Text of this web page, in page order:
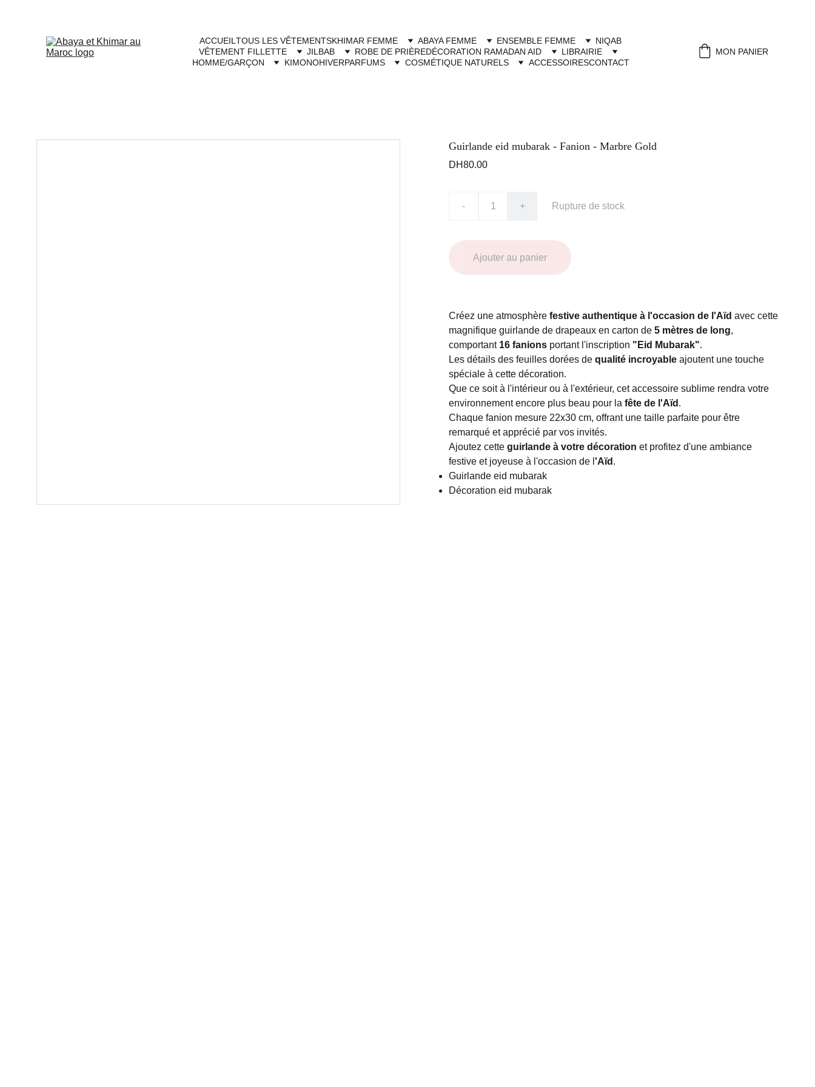
ACCUEIL TOUS LES VÊTEMENTSKHIMAR FEMME ABAYA FEMME ENSEMBLE FEMME
NIQAB
VÊTEMENT FILLETTE
JILBAB ROBE DE PRIÈREDÉCORATION RAMADAN AID
LIBRAIRIE
HOMME/GARÇON
KIMONOHIVERPARFUMS COSMÉTIQUE NATURELS ACCESSOIRESCONTACT
MON PANIER
Guirlande eid mubarak - Fanion - Marbre Gold
DH80.00
- + Rupture de stock
Ajouter au panier
Créez une atmosphère festive authentique à l'occasion de l'Aïd avec cette
magnifique guirlande de drapeaux en carton de 5 mètres de long,
comportant 16 fanions portant l'inscription "Eid Mubarak".
Les détails des feuilles dorées de qualité incroyable ajoutent une touche
spéciale à cette décoration.
Que ce soit à l'intérieur ou à l'extérieur, cet accessoire sublime rendra votre
environnement encore plus beau pour la fête de l'Aïd .
Chaque fanion mesure 22x30 cm, offrant une taille parfaite pour être
remarqué et apprécié par vos invités.
Ajoutez cette guirlande à votre décoration et profitez d'une ambiance
festive et joyeuse à l'occasion de l 'Aïd .
Guirlande eid mubarak
Décoration eid mubarak